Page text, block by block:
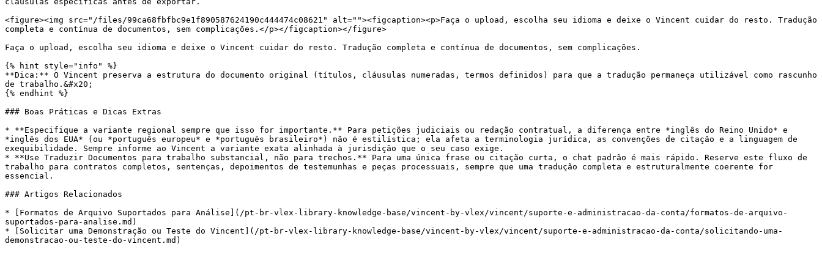
<figure><img src="/files/99ca68fbfbc9e1f890587624190c444474c08621" alt=""><figcaption><p>Faça o upload, escolha seu idioma e deixe o Vincent cuidar do resto. Tradução
completa e contínua de documentos, sem complicações.</p></figcaption></figure>
Faça o upload, escolha seu idioma e deixe o Vincent cuidar do resto. Tradução completa e contínua de documentos, sem complicações.
{% hint style="info" %}
**Dica:** O Vincent preserva a estrutura do documento original (títulos, cláusulas numeradas, termos definidos) para que a tradução permaneça utilizável como rascunho
de trabalho.&#x20;
{% endhint %}
### Boas Práticas e Dicas Extras
* **Especifique a variante regional sempre que isso for importante.** Para petições judiciais ou redação contratual, a diferença entre *inglês do Reino Unido* e
*inglês dos EUA* (ou *português europeu* e *português brasileiro*) não é estilística; ela afeta a terminologia jurídica, as convenções de citação e a linguagem de
exequibilidade. Sempre informe ao Vincent a variante exata alinhada à jurisdição que o seu caso exige.
* **Use Traduzir Documentos para trabalho substancial, não para trechos.** Para uma única frase ou citação curta, o chat padrão é mais rápido. Reserve este fluxo de
trabalho para contratos completos, sentenças, depoimentos de testemunhas e peças processuais, sempre que uma tradução completa e estruturalmente coerente for
essencial.
### Artigos Relacionados
* [Formatos de Arquivo Suportados para Análise](/pt-br-vlex-library-knowledge-base/vincent-by-vlex/vincent/suporte-e-administracao-da-conta/formatos-de-arquivo-
suportados-para-analise.md)
* [Solicitar uma Demonstração ou Teste do Vincent](/pt-br-vlex-library-knowledge-base/vincent-by-vlex/vincent/suporte-e-administracao-da-conta/solicitando-uma-